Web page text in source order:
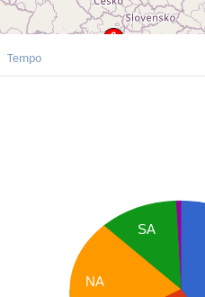
Tempo
SA
NA